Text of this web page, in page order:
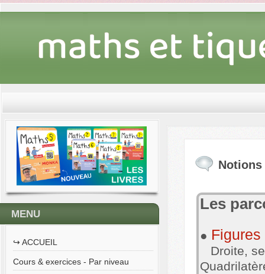
MENU
↪︎ ACCUEIL
Cours & exercices - Par niveau
Notions
Les
● Figures
Droite,